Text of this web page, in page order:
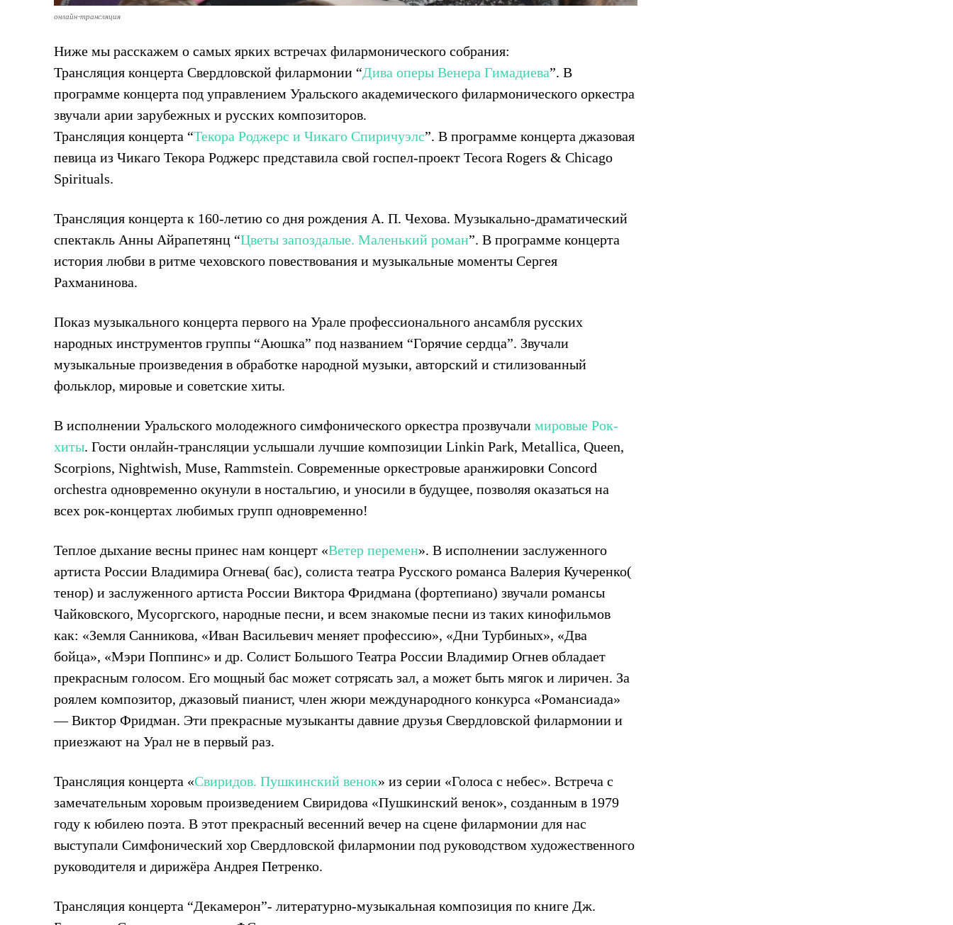
онлайн-трансляция
Ниже мы расскажем о самых ярких встречах филармонического собрания:
Трансляция концерта Свердловской филармонии “Дива оперы Венера Гимадиева”. В
программе концерта под управлением Уральского академического филармонического оркестра
звучали арии зарубежных и русских композиторов.
Трансляция концерта “Текора Роджерс и Чикаго Спиричуэлс”. В программе концерта джазовая
певица из Чикаго Текора Роджерс представила свой госпел-проект Tecora Rogers & Chicago
Spirituals.
Трансляция концерта к 160-летию со дня рождения А. П. Чехова. Музыкально-драматический
спектакль Анны Айрапетянц “Цветы запоздалые. Маленький роман”. В программе концерта
история любви в ритме чеховского повествования и музыкальные моменты Сергея
Рахманинова.
Показ музыкального концерта первого на Урале профессионального ансамбля русских
народных инструментов группы “Аюшка” под названием “Горячие сердца”. Звучали
музыкальные произведения в обработке народной музыки, авторский и стилизованный
фольклор, мировые и советские хиты.
В исполнении Уральского молодежного симфонического оркестра прозвучали мировые Рок-
хиты. Гости онлайн-трансляции услышали лучшие композиции Linkin Park, Metallica, Queen,
Scorpions, Nightwish, Muse, Rammstein. Современные оркестровые аранжировки Concord
orchestra одновременно окунули в ностальгию, и уносили в будущее, позволяя оказаться на
всех рок-концертах любимых групп одновременно!
Теплое дыхание весны принес нам концерт «Ветер перемен». В исполнении заслуженного
артиста России Владимира Огнева( бас), солиста театра Русского романса Валерия Кучеренко(
тенор) и заслуженного артиста России Виктора Фридмана (фортепиано) звучали романсы
Чайковского, Мусоргского, народные песни, и всем знакомые песни из таких кинофильмов
как: «Земля Санникова, «Иван Васильевич меняет профессию», «Дни Турбиных», «Два
бойца», «Мэри Поппинс» и др. Солист Большого Театра России Владимир Огнев обладает
прекрасным голосом. Его мощный бас может сотрясать зал, а может быть мягок и лиричен. За
роялем композитор, джазовый пианист, член жюри международного конкурса «Романсиада»
— Виктор Фридман. Эти прекрасные музыканты давние друзья Свердловской филармонии и
приезжают на Урал не в первый раз.
Трансляция концерта «Свиридов. Пушкинский венок» из серии «Голоса с небес». Встреча с
замечательным хоровым произведением Свиридова «Пушкинский венок», созданным в 1979
году к юбилею поэта. В этот прекрасный весенний вечер на сцене филармонии для нас
выступали Симфонический хор Свердловской филармонии под руководством художественного
руководителя и дирижёра Андрея Петренко.
Трансляция концерта “Декамерон”- литературно-музыкальная композиция по книге Дж.